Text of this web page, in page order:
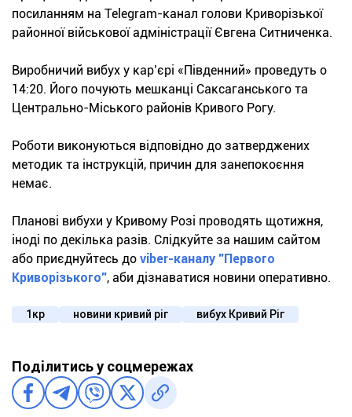
посиланням на Telegram-канал голови Криворізької
районної військової адміністрації Євгена Ситниченка.
Виробничий вибух у кар’єрі «Південний» проведуть о
14:20. Його почують мешканці Саксаганського та
Центрально-Міського районів Кривого Рогу.
Роботи виконуються відповідно до затверджених
методик та інструкцій, причин для занепокоєння
немає.
Планові вибухи у Кривому Розі проводять щотижня,
іноді по декілька разів. Слідкуйте за нашим сайтом
або приєднуйтесь до viber-каналу "Первого
Криворізького", аби дізнаватися новини оперативно.
1кр новини кривий ріг вибух Кривий Ріг
Поділитись у соцмережах